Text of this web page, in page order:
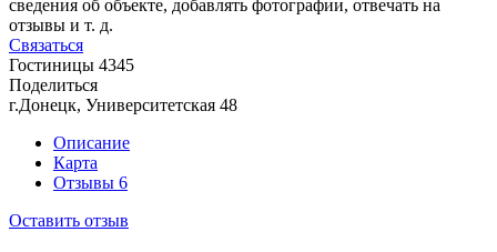
сведения об объекте, добавлять фотографии, отвечать на
отзывы и т. д.
Связаться
Гостиницы 4345
Поделиться
г.Донецк, Университетская 48
Описание
Карта
Отзывы 6
Оставить отзыв